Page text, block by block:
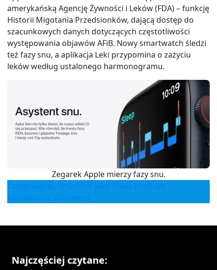
amerykańską Agencję Żywności i Leków (FDA) – funkcję
Historii Migotania Przedsionków, dającą dostęp do
szacunkowych danych dotyczących częstotliwości
występowania objawów AFiB. Nowy smartwatch śledzi
też fazy snu, a aplikacja Leki przypomina o zażyciu
leków według ustalonego harmonogramu.
Zegarek Apple mierzy fazy snu.
Czytaj więcej: Smartfon jako nowe centrum
zarządzania zdrowiem
Najczęściej czytane: